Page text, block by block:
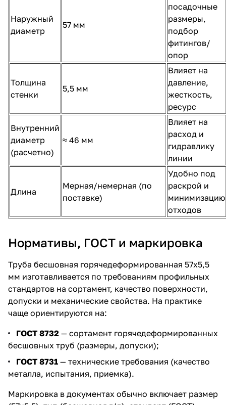
Наружный
диаметр
57 мм
посадочные
размеры,
подбор
фитингов/
опор
Толщина
стенки
5,5 мм
Влияет на
давление,
жесткость,
ресурс
Внутренний
диаметр
(расчетно)
≈ 46 мм
Влияет на
расход и
гидравлику
линии
Длина
Мерная/немерная (по
поставке)
Удобно под
раскрой и
минимизацию
отходов
Нормативы, ГОСТ и маркировка
Труба бесшовная горячедеформированная 57х5,5
мм изготавливается по требованиям профильных
стандартов на сортамент, качество поверхности,
допуски и механические свойства. На практике
чаще ориентируются на:
ГОСТ 8732 — сортамент горячедеформированных
бесшовных труб (размеры, допуски);
ГОСТ 8731 — технические требования (качество
металла, испытания, приемка).
Маркировка в документах обычно включает размер